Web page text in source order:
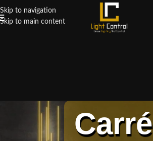
Skip to navigation
Skip to main content
Carré